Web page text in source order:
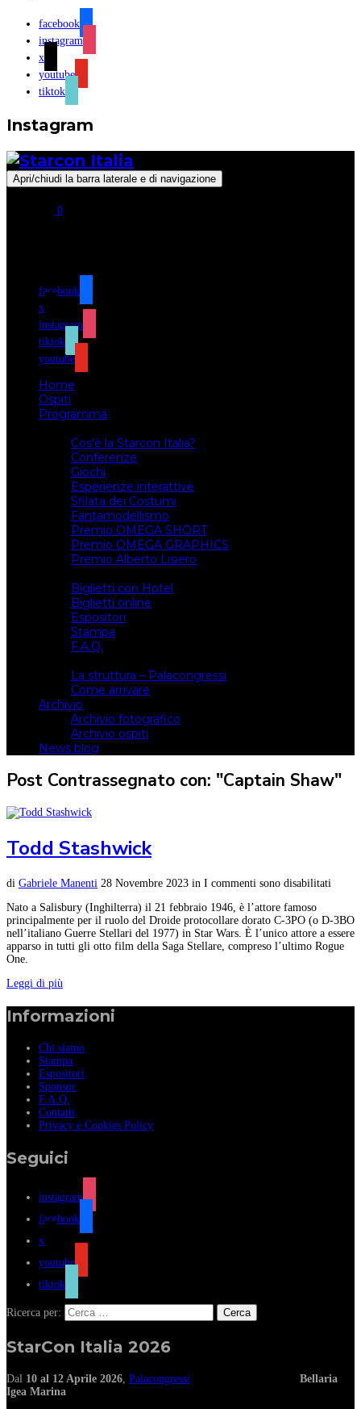
facebook
instagram
x
youtube
tiktok
Instagram
Apri/chiudi la barra laterale e di navigazione
0
facebook
x
instagram
tiktok
youtube
Home
Ospiti
Programma
Cos’è la Starcon Italia?
Conferenze
Giochi
Esperienze interattive
Sfilata dei Costumi
Fantamodellismo
Premio OMEGA SHORT
Premio OMEGA GRAPHICS
Premio Alberto Lisiero
Biglietti con Hotel
Biglietti online
Espositori
Stampa
F.A.Q.
La struttura – Palacongressi
Come arrivare
Archivio
Archivio fotografico
Archivio ospiti
News blog
Post Contrassegnato con: "Captain Shaw"
Todd Stashwick
di Gabriele Manenti 28 Novembre 2023 in I commenti sono disabilitati
Nato a Salisbury (Inghilterra) il 21 febbraio 1946, è l’attore famoso
principalmente per il ruolo del Droide protocollare dorato C-3PO (o D-3BO
nell’italiano Guerre Stellari del 1977) in Star Wars. È l’unico attore a essere
apparso in tutti gli otto film della Saga Stellare, compreso l’ultimo Rogue
One.
Leggi di più
Informazioni
Chi siamo
Stampa
Espositori
Sponsor
F.A.Q.
Contatti
Privacy e Cookies Policy
Seguici
instagram
facebook
x
youtube
tiktok
Ricerca per:
StarCon Italia 2026
Dal 10 al 12 Aprile 2026 Palacongressi
Bellaria
Igea Marina